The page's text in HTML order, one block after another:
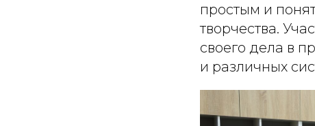
простым и
творчества.
своего дела в
и различных